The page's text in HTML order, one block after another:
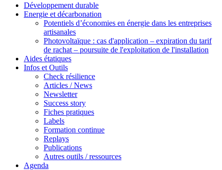
Développement durable
Energie et décarbonation
Potentiels d’économies en énergie dans les entreprises
artisanales
Photovoltaïque : cas d'application – expiration du tarif
de rachat – poursuite de l'exploitation de l'installation
Aides étatiques
Infos et Outils
Check résilience
Articles / News
Newsletter
Success story
Fiches pratiques
Labels
Formation continue
Replays
Publications
Autres outils / ressources
Agenda